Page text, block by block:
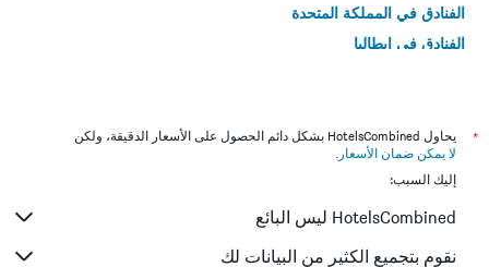
الفنادق في المملكة المتحدة
الفنادق في إيطاليا
*
يحاول HotelsCombined بشكل دائم الحصول على الأسعار الدقيقة، ولكن
لا يمكن ضمان الأسعار .
إليك السبب:
HotelsCombined ليس البائع
نقوم بتجميع الكثير من البيانات لك